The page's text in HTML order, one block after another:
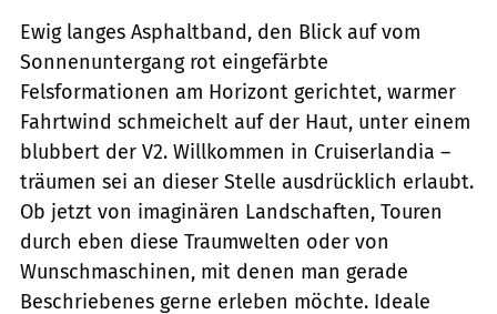
Ewig langes Asphaltband, den Blick auf vom
Sonnenuntergang rot ­eingefärbte
Felsformationen am Horizont gerichtet, warmer
Fahrtwind schmeichelt auf der Haut, unter einem
blubbert der V2. Willkommen in Cruiserlandia –
träumen sei an dieser Stelle ausdrücklich erlaubt.
Ob jetzt von imaginären Landschaften, Touren
durch eben diese Traumwelten oder von
Wunschmaschinen, mit denen man gerade
Beschriebenes gerne erleben möchte. Ideale